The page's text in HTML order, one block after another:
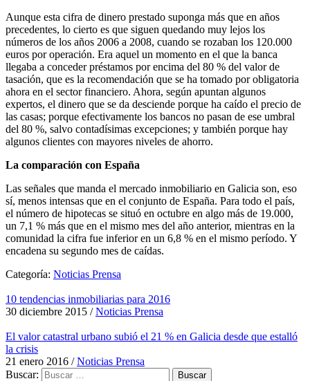
Aunque esta cifra de dinero prestado suponga más que en años
precedentes, lo cierto es que siguen quedando muy lejos los
números de los años 2006 a 2008, cuando se rozaban los 120.000
euros por operación. Era aquel un momento en el que la banca
llegaba a conceder préstamos por encima del 80 % del valor de
tasación, que es la recomendación que se ha tomado por obligatoria
ahora en el sector financiero. Ahora, según apuntan algunos
expertos, el dinero que se da desciende porque ha caído el precio de
las casas; porque efectivamente los bancos no pasan de ese umbral
del 80 %, salvo contadísimas excepciones; y también porque hay
algunos clientes con mayores niveles de ahorro.
La comparación con España
Las señales que manda el mercado inmobiliario en Galicia son, eso
sí, menos intensas que en el conjunto de España. Para todo el país,
el número de hipotecas se situó en octubre en algo más de 19.000,
un 7,1 % más que en el mismo mes del año anterior, mientras en la
comunidad la cifra fue inferior en un 6,8 % en el mismo período. Y
encadena su segundo mes de caídas.
Categoría: Noticias Prensa
10 tendencias inmobiliarias para 2016
30 diciembre 2015 /Noticias Prensa
El valor catastral urbano subió el 21 % en Galicia desde que estalló
la crisis
21 enero 2016 /Noticias Prensa
Buscar: